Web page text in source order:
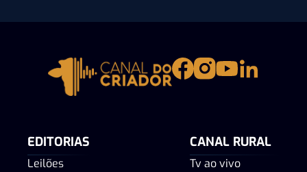
EDITORIAS
Leilões
CANAL RURAL
Tv ao vivo